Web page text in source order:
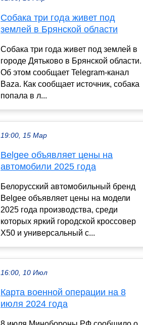
Собака три года живет под
землей в Брянской области
Собака три года живет под землей в
городе Дятьково в Брянской области.
Об этом сообщает Telegram-канал
Baza. Как сообщает источник, собака
попала в л...
19:00, 15 Мар
Belgee объявляет цены на
автомобили 2025 года
Белорусский автомобильный бренд
Belgee объявляет цены на модели
2025 года производства, среди
которых яркий городской кроссовер
Х50 и универсальный с...
16:00, 10 Июл
Карта военной операции на 8
июля 2024 года